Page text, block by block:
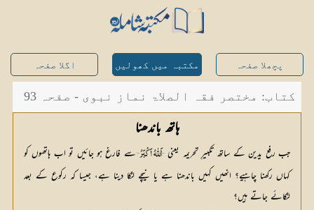
پچھلا صفحہ مکتبہ میں کھولیں اگلا صفحہ
کتاب: مختصر فقہ الصلاۃ نماز نبوی - صفحہ 93
ہاتھ باندھنا
جب رفع یدین کے ساتھ تکبیرِ تحریمہ یعنی’’اَللّٰہُ اَکْبَرُ‘‘
سے فارغ ہو جائیں تو اب ہاتھوں کو
کہاں رکھنا چاہیے؟ انھیں کہیں باندھنا ہے یا نیچے لٹکا دینا ہے، جیسا کہ رکوع کے بعد
لٹکائے جاتے ہیں؟